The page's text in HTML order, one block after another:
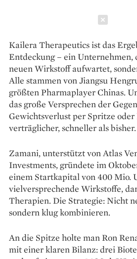
Kailera Therapeutics ist das
Entdeckung – ein Unternehmen,
neuen Wirkstoff aufwartet,
Alle stammen von Jiangsu
größten Pharmaplayer Chinas.
das große Versprechen der
Gewichtsverlust per Spritze
verträglicher, schneller als bisher.
Zamani, unterstützt von Atlas
Investments, gründete im
einem Startkapital von 400 Mio.
vielversprechende Wirkstoffe,
Therapien. Die Strategie: Nicht
sondern klug kombinieren.
An die Spitze holte man Ron
mit einer klaren Bilanz: drei